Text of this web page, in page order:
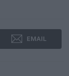
EMAIL